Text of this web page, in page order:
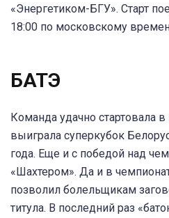
«Энергетиком-БГУ». Старт
18:00 по московскому
БАТЭ
Команда удачно стартовала
выиграла суперкубок
года. Еще и с победой над
«Шахтером». Да и в
позволил болельщикам
титула. В последний раз